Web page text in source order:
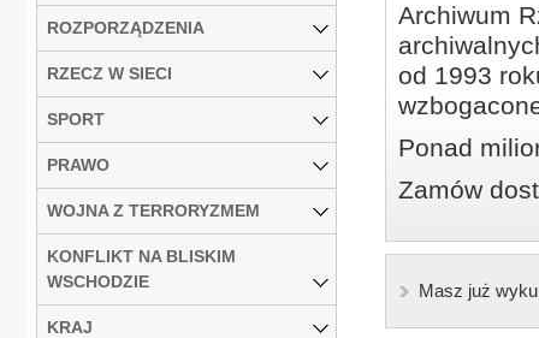
Archiwum
od 1993
Ponad
Zamów
Masz już
ROZPORZĄDZENIA
RZECZ W SIECI
SPORT
PRAWO
WOJNA Z TERRORYZMEM
KONFLIKT NA BLISKIM
WSCHODZIE
KRAJ